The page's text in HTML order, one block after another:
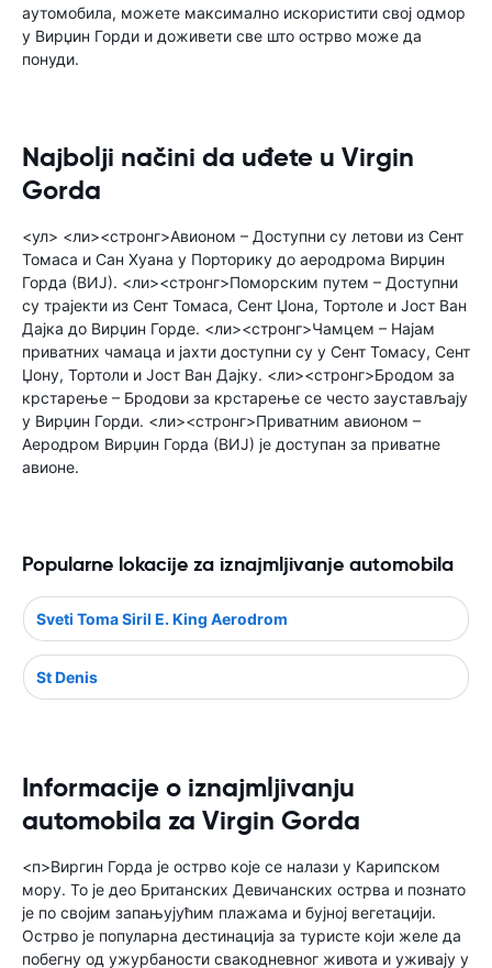
аутомобила, можете максимално искористити свој одмор
у Вирџин Горди и доживети све што острво може да
понуди.
Najbolji načini da uđete u Virgin
Gorda
<ул> <ли><стронг>Авионом – Доступни су летови из Сент
Томаса и Сан Хуана у Порторику до аеродрома Вирџин
Горда (ВИЈ). <ли><стронг>Поморским путем – Доступни
су трајекти из Сент Томаса, Сент Џона, Тортоле и Јост Ван
Дајка до Вирџин Горде. <ли><стронг>Чамцем – Најам
приватних чамаца и јахти доступни су у Сент Томасу, Сент
Џону, Тортоли и Јост Ван Дајку. <ли><стронг>Бродом за
крстарење – Бродови за крстарење се често заустављају
у Вирџин Горди. <ли><стронг>Приватним авионом –
Аеродром Вирџин Горда (ВИЈ) је доступан за приватне
авионе.
Popularne lokacije za iznajmljivanje automobila
Sveti Toma Siril E. King Aerodrom
St Denis
Informacije o iznajmljivanju
automobila za Virgin Gorda
<п>Виргин Горда је острво које се налази у Карипском
мору. То је део Британских Девичанских острва и познато
је по својим запањујућим плажама и бујној вегетацији.
Острво је популарна дестинација за туристе који желе да
побегну од ужурбаности свакодневног живота и уживају у